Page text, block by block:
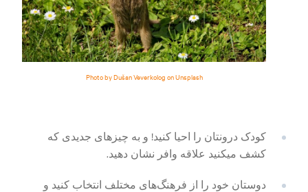
Photo by Dušan Veverkolog on Unsplash
کودک درونتان را احیا کنید! و به چیزهای جدیدی که
کشف میکنید علاقه وافر نشان دهید.
دوستان خود را از فرهنگ‌های مختلف انتخاب کنید و